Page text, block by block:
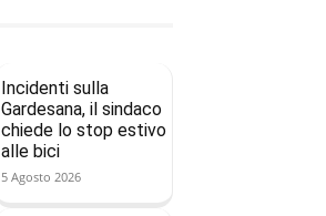
Incidenti sulla
Gardesana, il sindaco
chiede lo stop estivo
alle bici
5 Agosto 2026